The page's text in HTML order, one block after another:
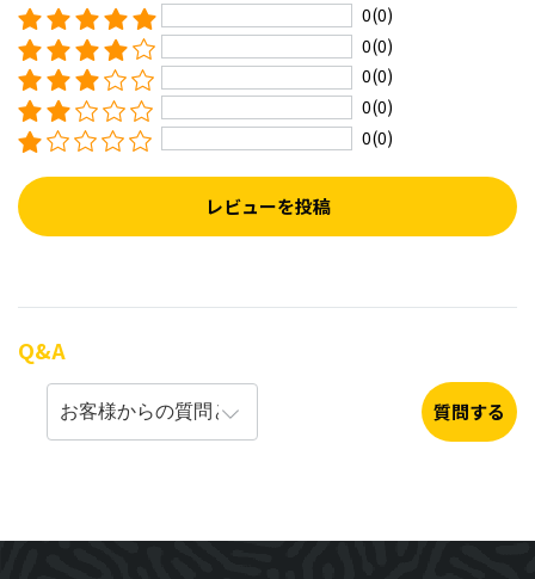
0(0)
0(0)
0(0)
0(0)
0(0)
レビューを投稿
Q&A
質問する